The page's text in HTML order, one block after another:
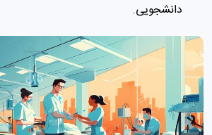
دانشجویی.